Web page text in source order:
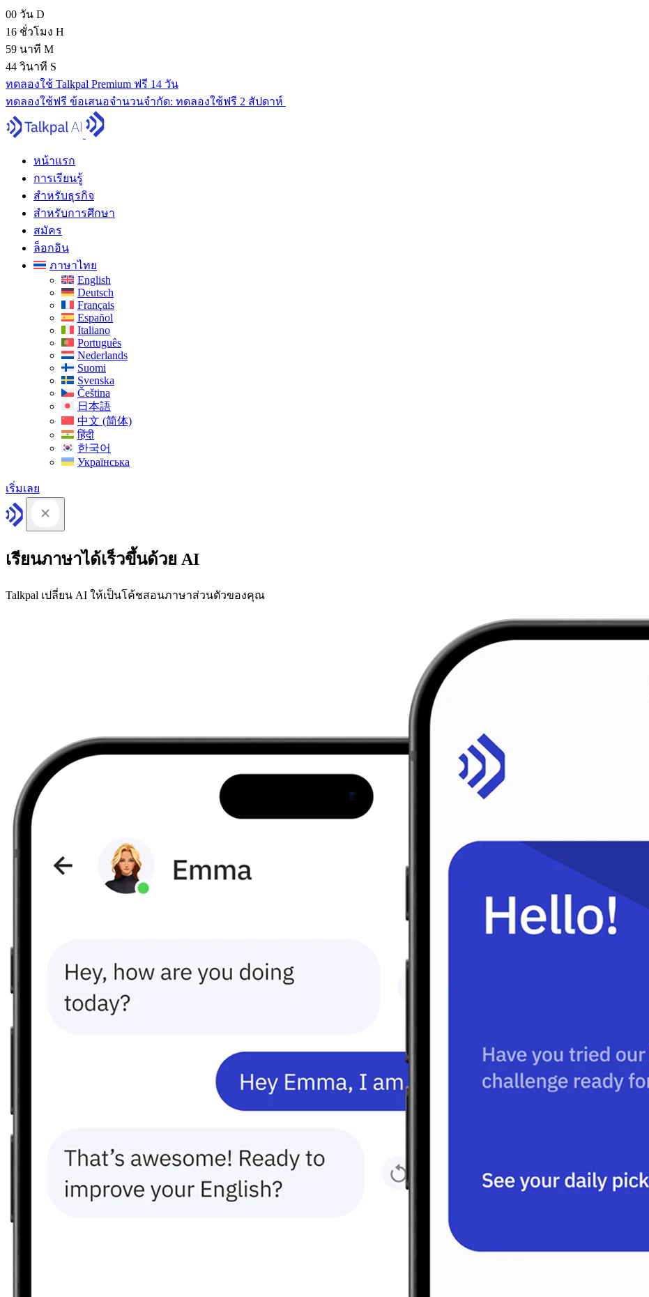
00 วัน D
16 ชั่วโมง H
59 นาที M
43 วินาที S
ทดลองใช้ Talkpal Premium ฟรี 14 วัน
ทดลองใช้ฟรี ข้อเสนอจํานวนจํากัด: ทดลองใช้ฟรี 2 สัปดาห์
หน้าแรก
การเรียนรู้
สำหรับธุรกิจ
สำหรับการศึกษา
สมัคร
ล็อกอิน
ภาษาไทย
English
Deutsch
Français
Español
Italiano
Português
Nederlands
Suomi
Svenska
Čeština
日本語
中文 (简体)
हिंदी
한국어
Українська
เริ่มเลย
เรียนภาษาได้เร็วขึ้นด้วย AI
Talkpal เปลี่ยน AI ให้เป็นโค้ชสอนภาษาส่วนตัวของคุณ